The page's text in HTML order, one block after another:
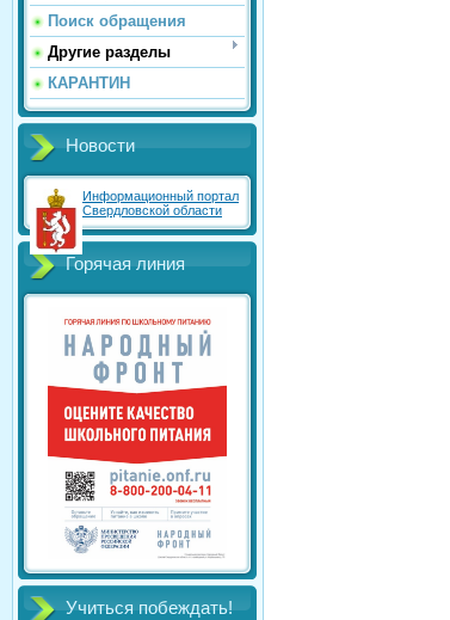
Поиск обращения
Другие разделы
КАРАНТИН
Новости
Информационный портал
Свердловской области
Горячая линия
Учиться побеждать!